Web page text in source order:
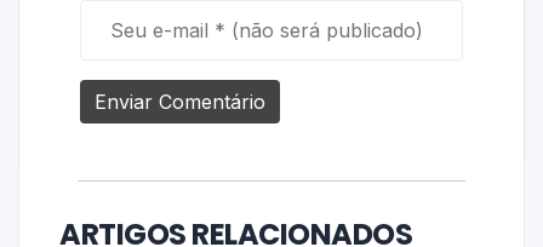
ARTIGOS RELACIONADOS